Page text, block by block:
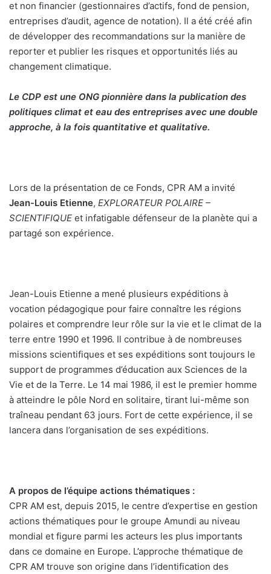
et non financier (gestionnaires d’actifs, fond de pension,
entreprises d’audit, agence de notation). Il a été créé afin
de développer des recommandations sur la manière de
reporter et publier les risques et opportunités liés au
changement climatique.
Le CDP est une ONG pionnière dans la publication des
politiques climat et eau des entreprises avec une double
approche, à la fois quantitative et qualitative.
Lors de la présentation de ce Fonds, CPR AM a invité
Jean-Louis Etienne, EXPLORATEUR POLAIRE –
SCIENTIFIQUE et infatigable défenseur de la planète qui a
partagé son expérience.
Jean-Louis Etienne a mené plusieurs expéditions à
vocation pédagogique pour faire connaître les régions
polaires et comprendre leur rôle sur la vie et le climat de la
terre entre 1990 et 1996. Il contribue à de nombreuses
missions scientifiques et ses expéditions sont toujours le
support de programmes d’éducation aux Sciences de la
Vie et de la Terre. Le 14 mai 1986, il est le premier homme
à atteindre le pôle Nord en solitaire, tirant lui-même son
traîneau pendant 63 jours. Fort de cette expérience, il se
lancera dans l’organisation de ses expéditions.
A propos de l’équipe actions thématiques :
CPR AM est, depuis 2015, le centre d’expertise en gestion
actions thématiques pour le groupe Amundi au niveau
mondial et figure parmi les acteurs les plus importants
dans ce domaine en Europe. L’approche thématique de
CPR AM trouve son origine dans l’identification des